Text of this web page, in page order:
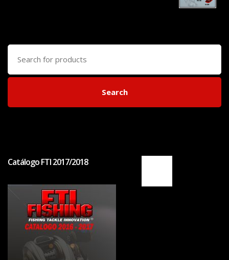
Search
for:
Search
Catálogo FTI 2017/2018